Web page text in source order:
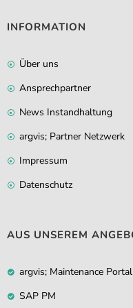
INFORMATION
Über uns
Ansprechpartner
News Instandhaltung
argvis; Partner Netzwerk
Impressum
Datenschutz
AUS UNSEREM
argvis; Maintenance Portal
SAP PM